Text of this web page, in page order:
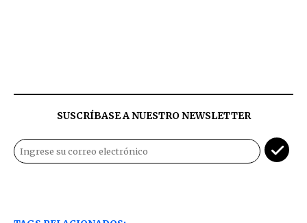
SUSCRÍBASE A NUESTRO NEWSLETTER